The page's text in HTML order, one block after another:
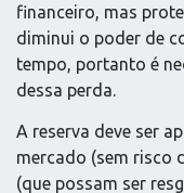
financeiro, mas
diminui o poder de
tempo, portanto é
dessa perda.
A reserva deve ser
mercado (sem risco
(que possam ser